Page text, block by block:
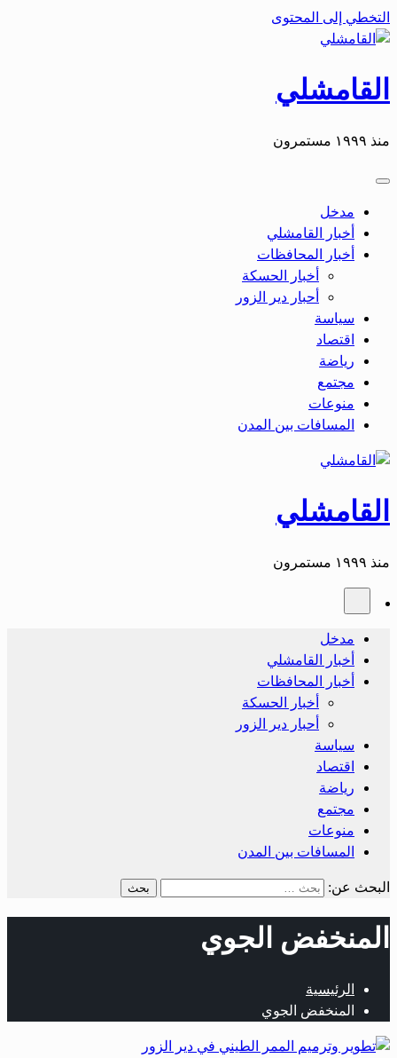
التخطي إلى المحتوى
القامشلي
منذ ١٩٩٩ مستمرون
مدخل
أخبار القامشلي
أخبار المحافظات
أخبار الحسكة
أحبار دير الزور
سياسة
اقتصاد
رياضة
مجتمع
منوعات
المسافات بين المدن
القامشلي
منذ ١٩٩٩ مستمرون
مدخل
أخبار القامشلي
أخبار المحافظات
أخبار الحسكة
أحبار دير الزور
سياسة
اقتصاد
رياضة
مجتمع
منوعات
المسافات بين المدن
البحث عن:
المنخفض الجوي
الرئيسية
المنخفض الجوي